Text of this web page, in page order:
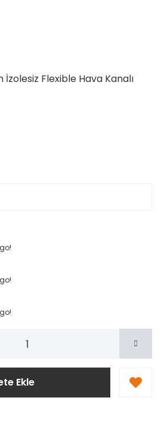
Flexible Hava Kanalı
Ekle